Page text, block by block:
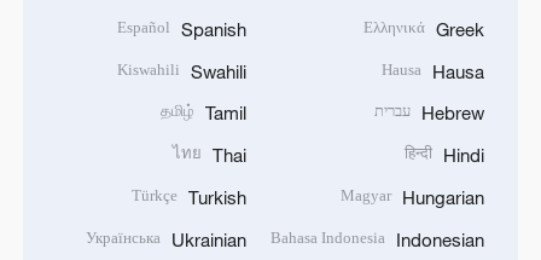
Greek
Ελληνικά
Hausa
Hausa
Hebrew עברית
Hindi
हिन्दी
Hungarian
Magyar
Indonesian
Bahasa Indonesia
Spanish
Español
Swahili
Kiswahili
Tamil
தமிழ்
Thai
ไทย
Turkish
Türkçe
Ukrainian
Українська